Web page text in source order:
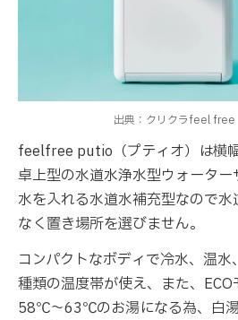
出典：クリクラfeel free
feelfree putio（プティオ）は横
卓上型の水道水浄水型ウォーター
水を入れる水道水補充型なので
なく置き場所を選びません。
コンパクトなボディで冷水、温
種類の温度帯が使え、また、
58℃～63℃のお湯になる為、白